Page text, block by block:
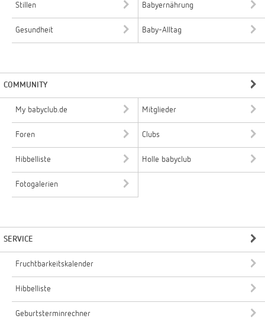
Stillen Babyernährung
Gesundheit Baby-Alltag
COMMUNITY
My babyclub.de Mitglieder
Foren Clubs
Hibbelliste Holle babyclub
Fotogalerien
SERVICE
Fruchtbarkeitskalender
Hibbelliste
Geburtsterminrechner